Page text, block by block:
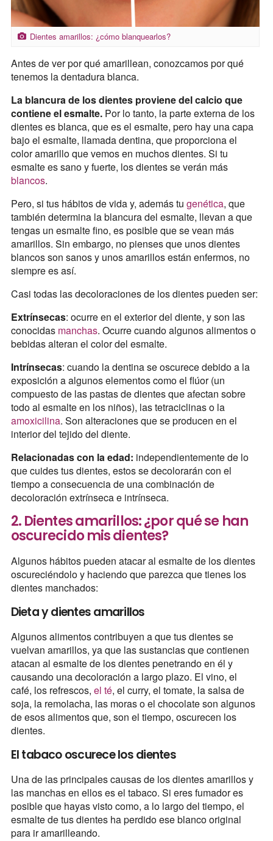
Dientes amarillos: ¿cómo blanquearlos?
Antes de ver por qué amarillean, conozcamos por qué
tenemos la dentadura blanca.
La blancura de los dientes proviene del calcio que
contiene el esmalte.Por lo tanto, la parte externa de los
dientes es blanca, que es el esmalte, pero hay una capa
bajo el esmalte, llamada dentina, que proporciona el
color amarillo que vemos en muchos dientes. Si tu
esmalte es sano y fuerte, los dientes se verán más
blancos.
Pero, si tus hábitos de vida y, además tu genética, que
también determina la blancura del esmalte, llevan a que
tengas un esmalte fino, es posible que se vean más
amarillos. Sin embargo, no pienses que unos dientes
blancos son sanos y unos amarillos están enfermos, no
siempre es así.
Casi todas las decoloraciones de los dientes pueden ser:
Extrínsecas: ocurre en el exterior del diente, y son las
conocidas manchas. Ocurre cuando algunos alimentos o
bebidas alteran el color del esmalte.
Intrínsecas: cuando la dentina se oscurece debido a la
exposición a algunos elementos como el flúor (un
compuesto de las pastas de dientes que afectan sobre
todo al esmalte en los niños), las tetraciclinas o la
amoxicilina. Son alteraciones que se producen en el
interior del tejido del diente.
Relacionadas con la edad: independientemente de lo
que cuides tus dientes, estos se decolorarán con el
tiempo a consecuencia de una combinación de
decoloración extrínseca e intrínseca.
2. Dientes amarillos: ¿por qué se han
oscurecido mis dientes?
Algunos hábitos pueden atacar al esmalte de los dientes
oscureciéndolo y haciendo que parezca que tienes los
dientes manchados:
Dieta y dientes amarillos
Algunos alimentos contribuyen a que tus dientes se
vuelvan amarillos, ya que las sustancias que contienen
atacan al esmalte de los dientes penetrando en él y
causando una decoloración a largo plazo. El vino, el
café, los refrescos, el té, el curry, el tomate, la salsa de
soja, la remolacha, las moras o el chocolate son algunos
de esos alimentos que, son el tiempo, oscurecen los
dientes.
El tabaco oscurece los dientes
Una de las principales causas de los dientes amarillos y
las manchas en ellos es el tabaco. Si eres fumador es
posible que hayas visto como, a lo largo del tiempo, el
esmalte de tus dientes ha perdido ese blanco original
para ir amarilleando.